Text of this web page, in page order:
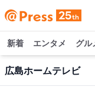
新着 エンタメ グル
広島ホームテレビ